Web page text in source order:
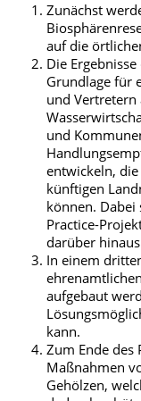
Zunächst
auf die
Die
Grundlage für
und Vertretern
und
entwickeln,
künftigen
können. Dabei
Practice-
darüber
In einem
aufgebaut
kann.
Zum Ende
Maßnahmen
Gehölzen,